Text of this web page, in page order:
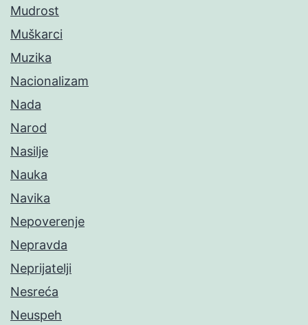
Mudrost
Muškarci
Muzika
Nacionalizam
Nada
Narod
Nasilje
Nauka
Navika
Nepoverenje
Nepravda
Neprijatelji
Nesreća
Neuspeh